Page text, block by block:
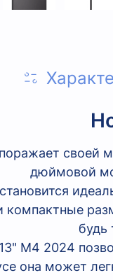
своей
дюймовой
компактные
будь
M4 2024
она может